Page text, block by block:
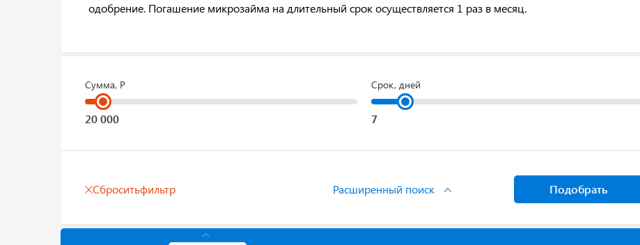
одобрение. Погашение микрозайма на длительный срок осуществляется 1 раз в месяц.
Сумма, Р Срок, дней
Сброситьфильтр Расширенный поиск Подобрать